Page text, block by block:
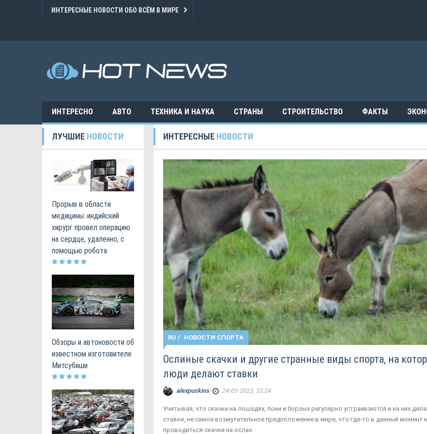
ИНТЕРЕСНЫЕ НОВОСТИ ОБО ВСЁМ В МИРЕ
ИНТЕРЕСНО АВТО ТЕХНИКА И НАУКА СТРАНЫ СТРОИТЕЛЬСТВО ФАКТЫ
ЛУЧШИЕ НОВОСТИ
Прорыв в области
медицины: индийский
хирург провел операцию
на сердце, удаленно, с
помощью робота
Обзоры и автоновости об
известном изготовителе
Митсубиши
ИНТЕРЕСНЫЕ НОВОСТИ
RU / НОВОСТИ СПОРТА
Ослиные скачки и другие странные виды спорта, на
люди делают ставки
alexpuskins| 24-05-2023, 22:24
Учитывая, что скачки на лошадях, пони и борзых регулярно устраиваются и на них
ставки, не самое возмутительное предположение в мире, что где-то в данный момент
проводиться скачки на ослах.